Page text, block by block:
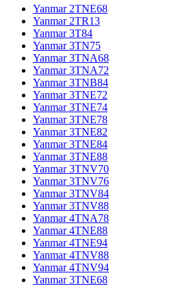
Yanmar 2TNE68
Yanmar 2TR13
Yanmar 3T84
Yanmar 3TN75
Yanmar 3TNA68
Yanmar 3TNA72
Yanmar 3TNB84
Yanmar 3TNE72
Yanmar 3TNE74
Yanmar 3TNE78
Yanmar 3TNE82
Yanmar 3TNE84
Yanmar 3TNE88
Yanmar 3TNV70
Yanmar 3TNV76
Yanmar 3TNV84
Yanmar 3TNV88
Yanmar 4TNA78
Yanmar 4TNE88
Yanmar 4TNE94
Yanmar 4TNV88
Yanmar 4TNV94
Yanmar 3TNE68